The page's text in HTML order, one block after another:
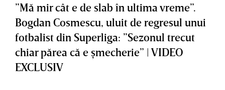
”Mă mir cât e de slab în ultima vreme”.
Bogdan Cosmescu, uluit de regresul unui
fotbalist din Superliga: ”Sezonul trecut
chiar părea că e şmecherie” | VIDEO
EXCLUSIV